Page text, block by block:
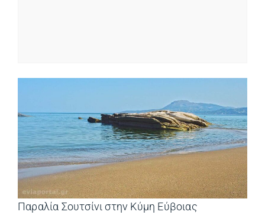
Παραλία Σουτσίνι στην Κύμη Εύβοιας